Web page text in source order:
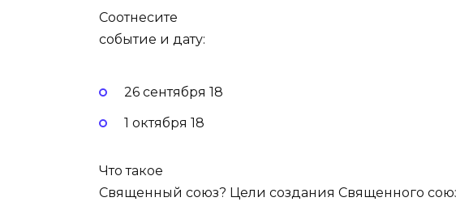
Соотнесите
событие и дату:
26 сентября 18
1 октября 18
Что такое
Священный союз? Цели создания Священного